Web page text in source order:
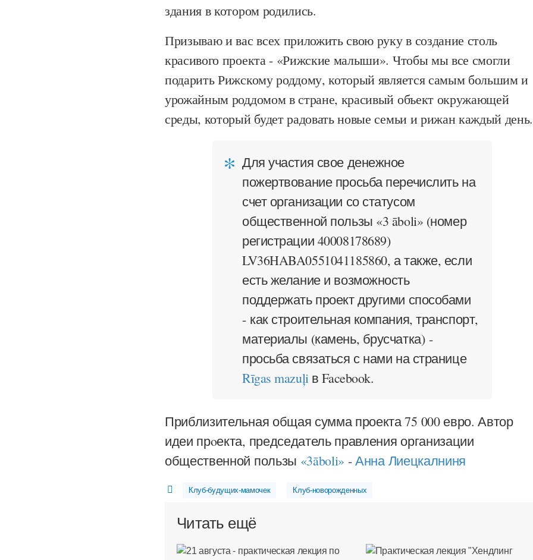
здания в котором родились.
Призываю и вас всех приложить свою руку в создание столь
красивого проекта - «Рижские малыши». Чтобы мы все смогли
подарить Рижскому роддому, который является самым большим и
урожайным роддомом в стране, красивый объект окружающей
среды, который будет радовать новые семьи и рижан каждый день.
Для участия свое денежное
пожертвование просьба перечислить на
счет организации со статусом
общественной пользы «3 āboli» (номер
регистрации 40008178689)
LV36HABA0551041185860, а также, если
есть желание и возможность
поддержать проект другими способами
- как строительная компания, транспорт,
материалы (камень, брусчатка) -
просьба связаться с нами на странице
Rīgas mazuļi в Facebook.
Приблизительная общая сумма проекта 75 000 евро. Автор
идеи прoекта, председатель правления организации
общественной пользы «3āboli» -Анна Лиецкалниня
Клуб-будущих-мамочек Клуб-новорожденных
Читать ещё